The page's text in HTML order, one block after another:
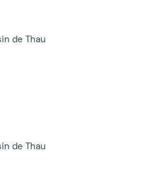
de Thau
de Thau